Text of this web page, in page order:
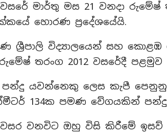
වසරේ මාර්තු මස 21 වනදා
හොරණ ප්‍රදේශයේයි.
ශ්‍රීපාලි විද්‍යාලයෙන් සහ කොළඹ
තරංග 2012 වසරේදී
යවන්නෙකු ලෙස කැපී
134ක පමණ වේගයකින් පන්දු
වසර වනවිට ඔහු විසි කිරීමේ